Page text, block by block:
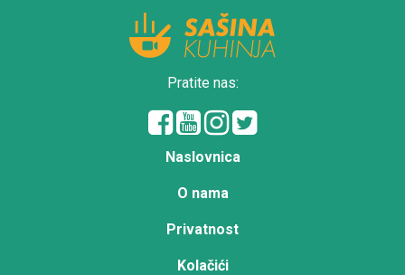
Pratite nas:
Naslovnica
O nama
Privatnost
Kolačići